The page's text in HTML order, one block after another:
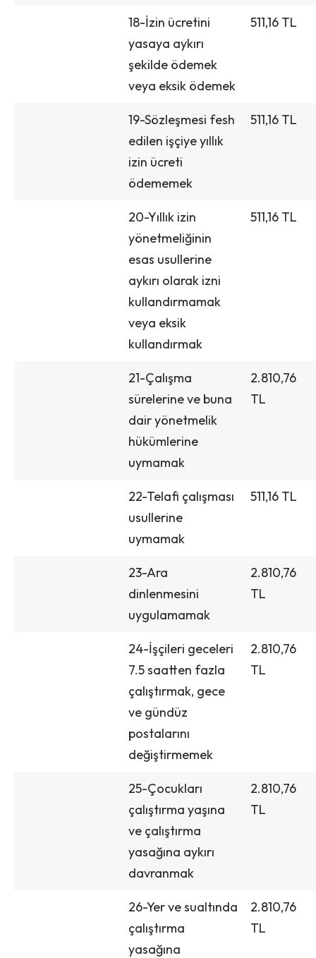
18-İzin ücretini
yasaya aykırı
şekilde ödemek
veya eksik ödemek
511,16 TL
19-Sözleşmesi fesh
edilen işçiye yıllık
izin ücreti
ödememek
511,16 TL
20-Yıllık izin
yönetmeliğinin
esas usullerine
aykırı olarak izni
kullandırmamak
veya eksik
kullandırmak
511,16 TL
21-Çalışma
sürelerine ve buna
dair yönetmelik
hükümlerine
uymamak
2.810,76
TL
22-Telafi çalışması
usullerine
uymamak
511,16 TL
23-Ara
dinlenmesini
uygulamamak
2.810,76
TL
24-İşçileri geceleri
7.5 saatten fazla
çalıştırmak, gece
ve gündüz
postalarını
değiştirmemek
2.810,76
TL
25-Çocukları
çalıştırma yaşına
ve çalıştırma
yasağına aykırı
davranmak
2.810,76
TL
26-Yer ve sualtında
çalıştırma
yasağına
2.810,76
TL